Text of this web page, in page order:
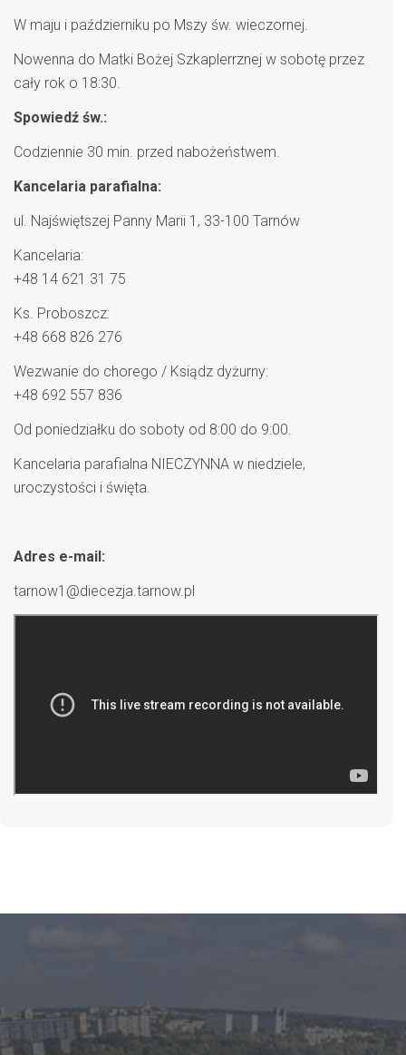
W maju i październiku po Mszy św. wieczornej.
Nowenna do Matki Bożej Szkaplerrznej w sobotę przez
cały rok o 18:30.
Spowiedź św.:
Codziennie 30 min. przed nabożeństwem.
Kancelaria parafialna:
ul. Najświętszej Panny Marii 1, 33-100 Tarnów
Kancelaria:
+48 14 621 31 75
Ks. Proboszcz:
+48 668 826 276
Wezwanie do chorego / Ksiądz dyżurny:
+48 692 557 836
Od poniedziałku do soboty od 8:00 do 9:00.
Kancelaria parafialna NIECZYNNA w niedziele,
uroczystości i święta.
Adres e-mail:
tarnow1@diecezja.tarnow.pl